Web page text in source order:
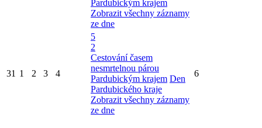
Pardubickým krajem
Zobrazit všechny záznamy
ze dne
31 1 2 3 4
5
2
Cestování časem
nesmrtelnou párou
Pardubickým krajem Den
Pardubického kraje
Zobrazit všechny záznamy
ze dne
6